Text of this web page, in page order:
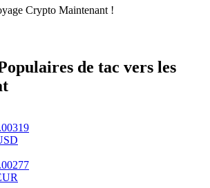
rentable
Crypto Maintenant !
de tac vers les